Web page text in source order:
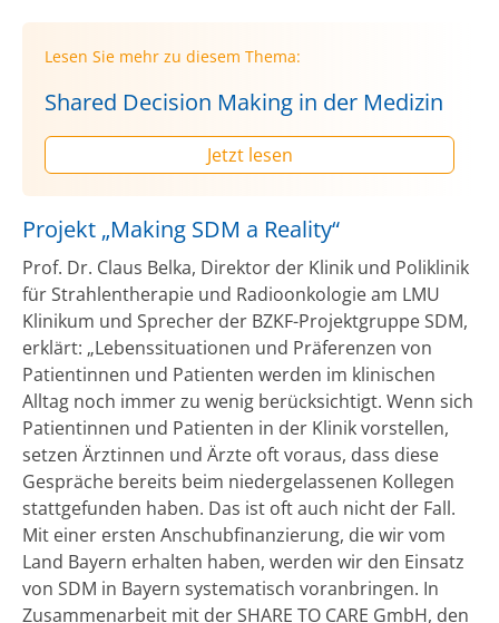
Lesen Sie mehr zu diesem Thema:
Shared Decision Making in der Medizin
Jetzt lesen
Projekt „Making SDM a Reality“
Prof. Dr. Claus Belka, Direktor der Klinik und Poliklinik
für Strahlentherapie und Radioonkologie am LMU
Klinikum und Sprecher der BZKF-Projektgruppe SDM,
erklärt: „Lebenssituationen und Präferenzen von
Patientinnen und Patienten werden im klinischen
Alltag noch immer zu wenig berücksichtigt. Wenn sich
Patientinnen und Patienten in der Klinik vorstellen,
setzen Ärztinnen und Ärzte oft voraus, dass diese
Gespräche bereits beim niedergelassenen Kollegen
stattgefunden haben. Das ist oft auch nicht der Fall.
Mit einer ersten Anschubfinanzierung, die wir vom
Land Bayern erhalten haben, werden wir den Einsatz
von SDM in Bayern systematisch voranbringen. In
Zusammenarbeit mit der SHARE TO CARE GmbH, den